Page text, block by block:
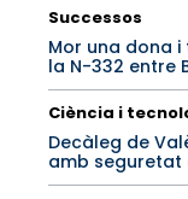
Successos
Mor una dona
la N-332 entre
Ciència i
Decàleg de
amb seguretat